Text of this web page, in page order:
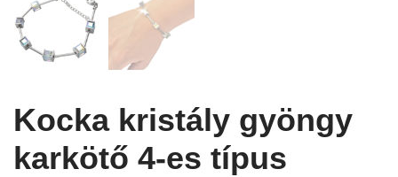
Kocka kristály gyöngy
karkötő 4-es típus